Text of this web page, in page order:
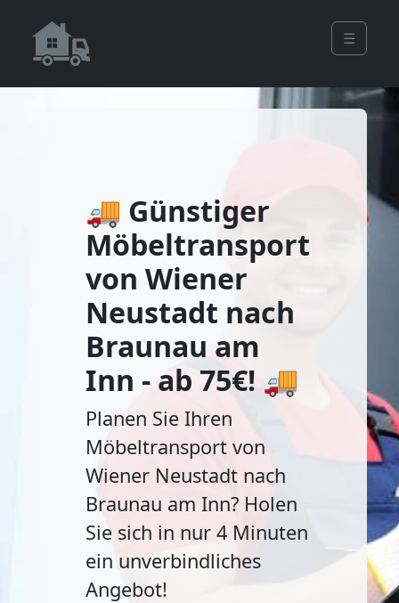
☰
🚚 Günstiger
Möbeltransport
von Wiener
Neustadt nach
Braunau am
Inn - ab 75€! 🚚
Planen Sie Ihren
Möbeltransport von
Wiener Neustadt nach
Braunau am Inn? Holen
Sie sich in nur 4 Minuten
ein unverbindliches
Angebot!